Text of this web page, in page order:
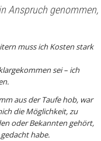
Anspruch genommen,
muss ich Kosten stark
sei – ich
aus der Taufe hob, war
die Möglichkeit, zu
oder Bekannten gehört,
habe.